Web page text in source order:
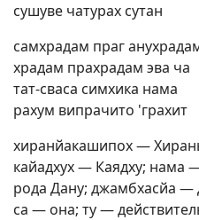
сушуве чатурах сутан
самхрадам праг
храдам прахрадам эва ча
тат-сваса симхика нама
рахум випрачито 'грахит
хиранйакашипох —
кайадхух — Каядху;
рода Дану; джамбхасйа
са — она; ту —